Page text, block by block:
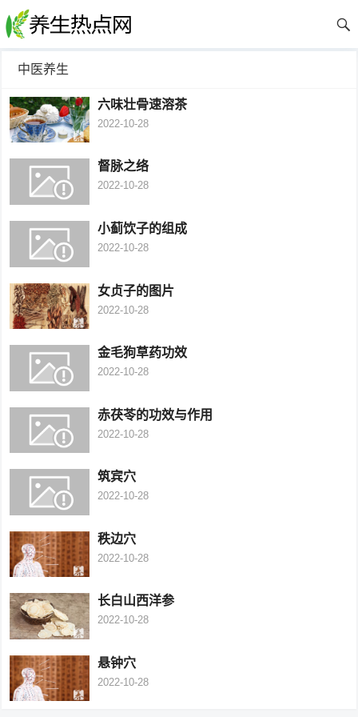
中医养生
六味壮骨速溶茶
2022-10-28
督脉之络
2022-10-28
小蓟饮子的组成
2022-10-28
女贞子的图片
2022-10-28
金毛狗草药功效
2022-10-28
赤茯苓的功效与作用
2022-10-28
筑宾穴
2022-10-28
秩边穴
2022-10-28
长白山西洋参
2022-10-28
悬钟穴
2022-10-28